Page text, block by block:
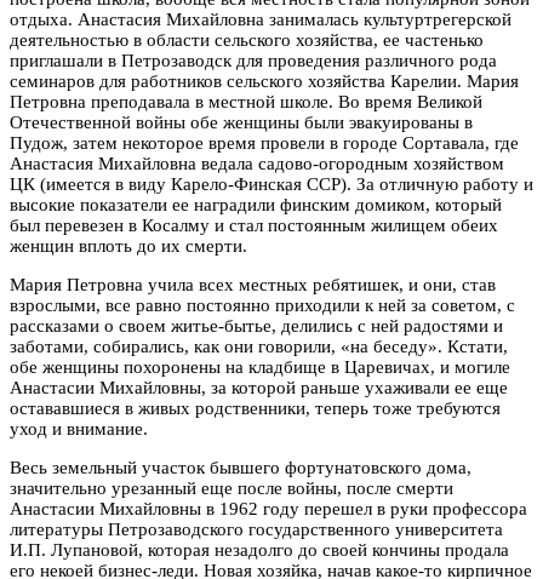
отдыха. Анастасия Михайловна занималась культуртрегерской
деятельностью в области сельского хозяйства, ее частенько
приглашали в Петрозаводск для проведения различного рода
семинаров для работников сельского хозяйства Карелии. Мария
Петровна преподавала в местной школе. Во время Великой
Отечественной войны обе женщины были эвакуированы в
Пудож, затем некоторое время провели в городе Сортавала, где
Анастасия Михайловна ведала садово-огородным хозяйством
ЦК (имеется в виду Карело-Финская ССР). За отличную работу и
высокие показатели ее наградили финским домиком, который
был перевезен в Косалму и стал постоянным жилищем обеих
женщин вплоть до их смерти.
Мария Петровна учила всех местных ребятишек, и они, став
взрослыми, все равно постоянно приходили к ней за советом, с
рассказами о своем житье-бытье, делились с ней радостями и
заботами, собирались, как они говорили, «на беседу». Кстати,
обе женщины похоронены на кладбище в Царевичах, и могиле
Анастасии Михайловны, за которой раньше ухаживали ее еще
остававшиеся в живых родственники, теперь тоже требуются
уход и внимание.
Весь земельный участок бывшего фортунатовского дома,
значительно урезанный еще после войны, после смерти
Анастасии Михайловны в 1962 году перешел в руки профессора
литературы Петрозаводского государственного университета
И.П. Лупановой, которая незадолго до своей кончины продала
его некоей бизнес-леди. Новая хозяйка, начав какое-то кирпичное